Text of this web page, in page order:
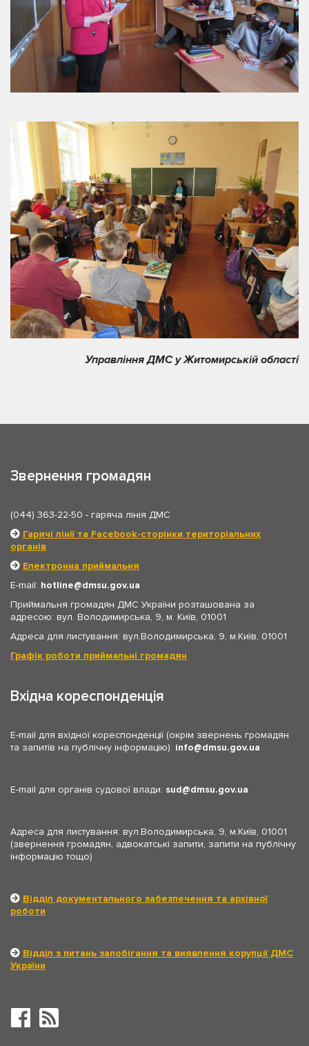
Управління ДМС у Житомирській області
Звернення громадян
(044) 363-22-50 - гаряча лінія ДМС
Гарячі лінії та Facebook-сторінки територіальних
органів
Електронна приймальня
E-mail: hotline
dmsu.gov.ua
Приймальня громадян ДМС України розташована за
адресою: вул. Володимирська, 9, м. Київ, 01001
Адреса для листування: вул.Володимирська, 9, м.Київ, 01001
Графік роботи приймальні громадян
Вхідна кореспонденція
E-mail для вхідної кореспонденції (окрім звернень громадян
та запитів на публічну інформацію): info dmsu.gov.ua
E-mail для органів судової влади: sud dmsu.gov.ua
Адреса для листування: вул.Володимирська, 9, м.Київ, 01001
(звернення громадян, адвокатські запити, запити на публічну
інформацію тощо)
Відділ документального забезпечення та архівної
роботи
Відділ з питань запобігання та виявлення корупції ДМС
України